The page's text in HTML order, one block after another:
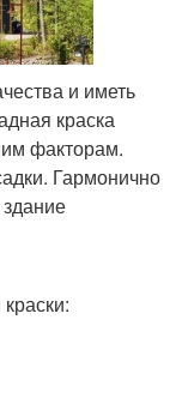
и иметь
краска
факторам.
Гармонично